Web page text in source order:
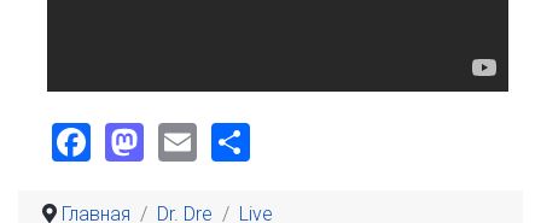
Facebook
Mastodon
Email
Главная Dr. Dre Live